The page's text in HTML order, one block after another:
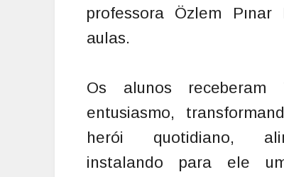
professora Özlem Pınar
aulas.
Os alunos receberam
entusiasmo,
herói quotidiano,
instalando para ele